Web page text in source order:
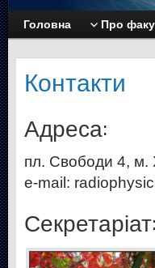
Головна Про
Контакти
Адреса:
пл. Свободи 4, м.
e-mail:
Секретаріат: